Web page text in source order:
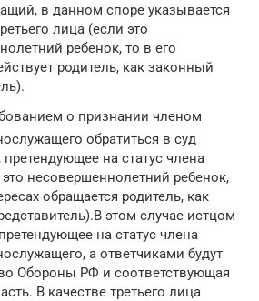
в данном споре указывается
лица (если это
ребенок, то в его
родитель, как законный
о признании членом
обратиться в суд
на статус члена
несовершеннолетний ребенок,
обращается родитель, как
этом случае истцом
на статус члена
а ответчиками будут
Обороны РФ и соответствующая
В качестве третьего лица